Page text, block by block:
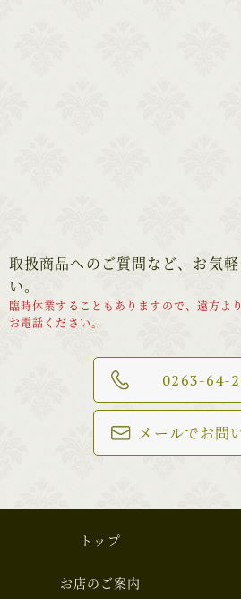
取扱商品へのご質問など、お気
い。
臨時休業することもありますので、遠方よ
お電話ください。
0263-64-
メールでお問
トップ
お店のご案内